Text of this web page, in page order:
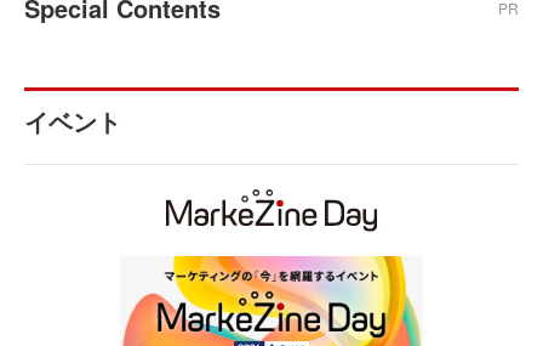
Special Contents PR
イベント